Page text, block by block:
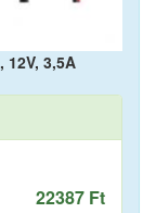
3,5A
22387 Ft